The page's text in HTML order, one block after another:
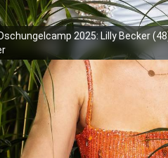
2025: Lilly Becker